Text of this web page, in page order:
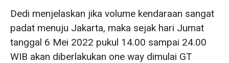
Dedi menjelaskan jika volume kendaraan sangat
padat menuju Jakarta, maka sejak hari Jumat
tanggal 6 Mei 2022 pukul 14.00 sampai 24.00
WIB akan diberlakukan one way dimulai GT